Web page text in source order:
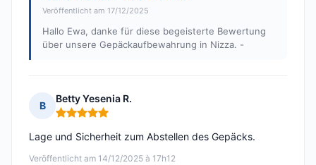
Veröffentlicht am 17/12/2025
Hallo Ewa, danke für diese begeisterte Bewertung
über unsere Gepäckaufbewahrung in Nizza. -
B
Betty Yesenia R.
Hinweis: 5 von 5
Veröffentlicht am 14/12/2025 à 17h12
Lage und Sicherheit zum Abstellen des Gepäcks.